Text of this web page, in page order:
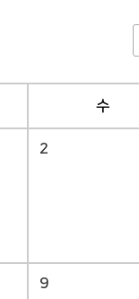
수
2
9